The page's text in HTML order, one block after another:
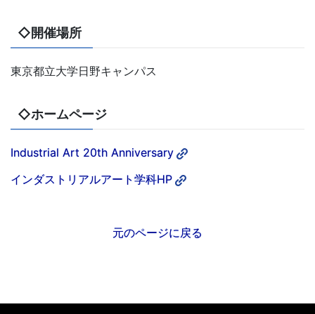
◇開催場所
東京都立大学日野キャンパス
◇ホームページ
Industrial Art 20th Anniversary
インダストリアルアート学科HP
元のページに戻る